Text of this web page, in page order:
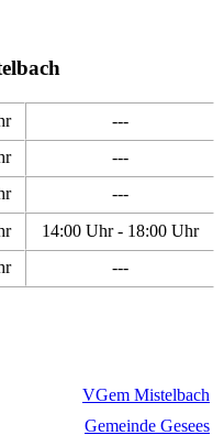
---
---
---
14:00 Uhr - 18:00 Uhr
---
VGem Mistelbach
Gemeinde Gesees